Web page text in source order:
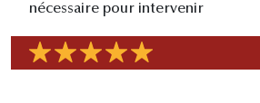
nécessaire pour intervenir